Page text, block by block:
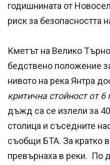
годишнината от
риск за безопасността
Кметът на Велико
бедствено положение
нивото на река Янтра
критична стойност от 6
дъжд са се излели за
столица и съседните
съобщи БТА. За кратко
превърнаха в реки. По